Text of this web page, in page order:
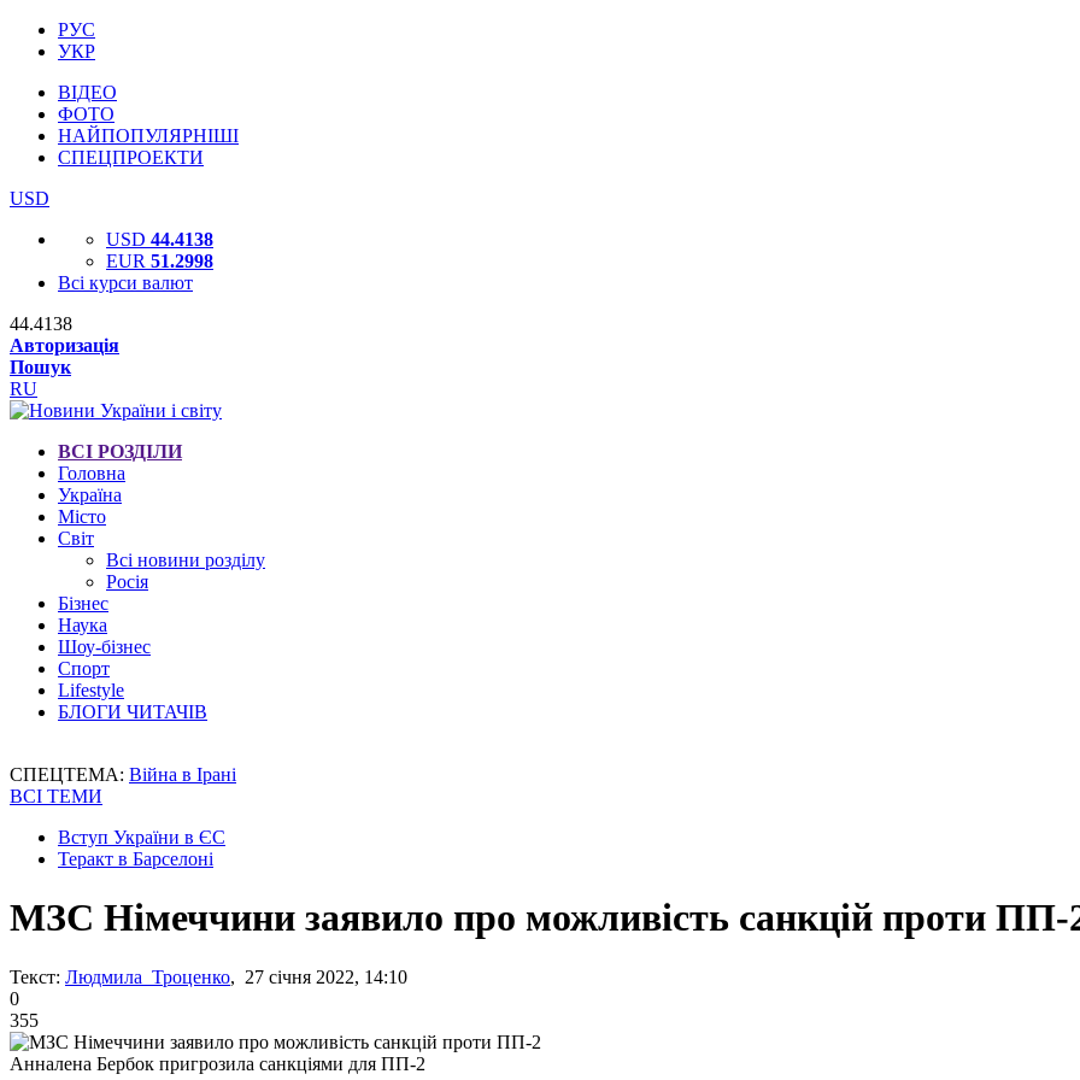
РУС
УКР
ВІДЕО
ФОТО
НАЙПОПУЛЯРНІШІ
СПЕЦПРОЕКТИ
USD
USD 44.4138
EUR 51.2998
Всі курси валют
44.4138
Авторизація
Пошук
RU
ВСІ РОЗДІЛИ
Головна
Україна
Місто
Світ
Всі новини розділу
Росія
Бізнес
Наука
Шоу-бізнес
Спорт
Lifestyle
БЛОГИ ЧИТАЧІВ
СПЕЦТЕМА: Війна в Ірані
ВСІ ТЕМИ
Вступ України в ЄС
Теракт в Барселоні
МЗС Німеччини заявило про можливість санкцій проти ПП-
Текст: Людмила Троценко, 27 січня 2022, 14:10
0
355
Анналена Бербок пригрозила санкціями для ПП-2